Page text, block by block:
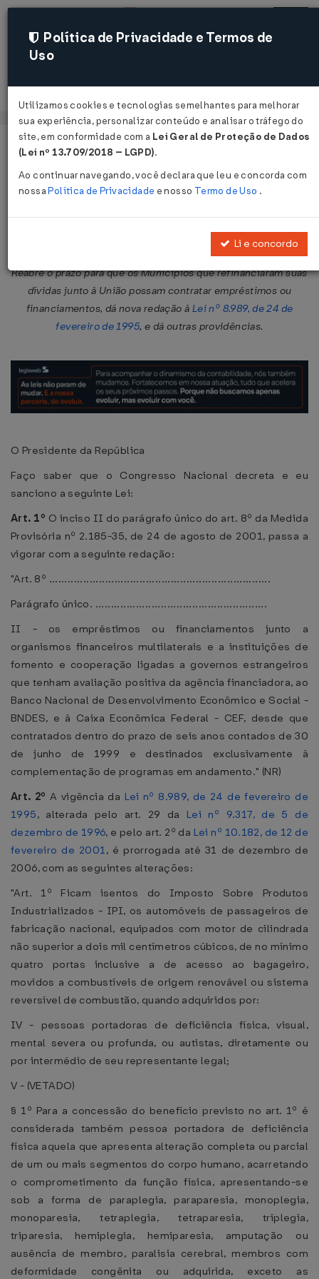
Acessar
Página Inicial Legislações
Lei nº 10.690 de 16/06/2003
Publicado no DOU em 17 jun 2003
Reabre o prazo para que os Municípios que refinanciaram suas
dívidas junto à União possam contratar empréstimos ou
financiamentos, dá nova redação à Lei nº 8.989, de 24 de
fevereiro de 1995, e dá outras providências.
O Presidente da República
Faço saber que o Congresso Nacional decreta e eu
sanciono a seguinte Lei:
Art. 1º O inciso II do parágrafo único do art. 8º da Medida
Provisória nº 2.185-35, de 24 de agosto de 2001, passa a
vigorar com a seguinte redação:
"Art. 8º .......................................................................
Parágrafo único. .......................................................
II - os empréstimos ou financiamentos junto a
organismos financeiros multilaterais e a instituições de
fomento e cooperação ligadas a governos estrangeiros
que tenham avaliação positiva da agência financiadora, ao
Banco Nacional de Desenvolvimento Econômico e Social -
BNDES, e à Caixa Econômica Federal - CEF, desde que
contratados dentro do prazo de seis anos contados de 30
de junho de 1999 e destinados exclusivamente à
complementação de programas em andamento." (NR)
Art. 2ºA vigência da Lei nº 8.989, de 24 de fevereiro de
1995, alterada pelo art. 29 da Lei nº 9.317, de 5 de
dezembro de 1996, e pelo art. 2º da Lei nº 10.182, de 12 de
fevereiro de 2001, é prorrogada até 31 de dezembro de
2006, com as seguintes alterações:
"Art. 1º Ficam isentos do Imposto Sobre Produtos
Industrializados - IPI, os automóveis de passageiros de
fabricação nacional, equipados com motor de cilindrada
não superior a dois mil centímetros cúbicos, de no mínimo
quatro portas inclusive a de acesso ao bagageiro,
movidos a combustíveis de origem renovável ou sistema
reversível de combustão, quando adquiridos por:
IV - pessoas portadoras de deficiência física, visual,
mental severa ou profunda, ou autistas, diretamente ou
por intermédio de seu representante legal;
V - (VETADO)
§ 1º Para a concessão do benefício previsto no art. 1º é
considerada também pessoa portadora de deficiência
física aquela que apresenta alteração completa ou parcial
de um ou mais segmentos do corpo humano, acarretando
o comprometimento da função física, apresentando-se
sob a forma de paraplegia, paraparesia, monoplegia,
monoparesia, tetraplegia, tetraparesia, triplegia,
triparesia, hemiplegia, hemiparesia, amputação ou
ausência de membro, paralisia cerebral, membros com
deformidade congênita ou adquirida, exceto as
Política de Privacidade e Termos de
Uso
Utilizamos cookies e tecnologias semelhantes para melhorar
sua experiência, personalizar conteúdo e analisar o tráfego do
site, em conformidade com a Lei Geral de Proteção de Dados
(Lei nº 13.709/2018 – LGPD).
Ao continuar navegando, você declara que leu e concorda com
nossaPolítica de Privacidade e nosso Termo de Uso .
Li e concordo